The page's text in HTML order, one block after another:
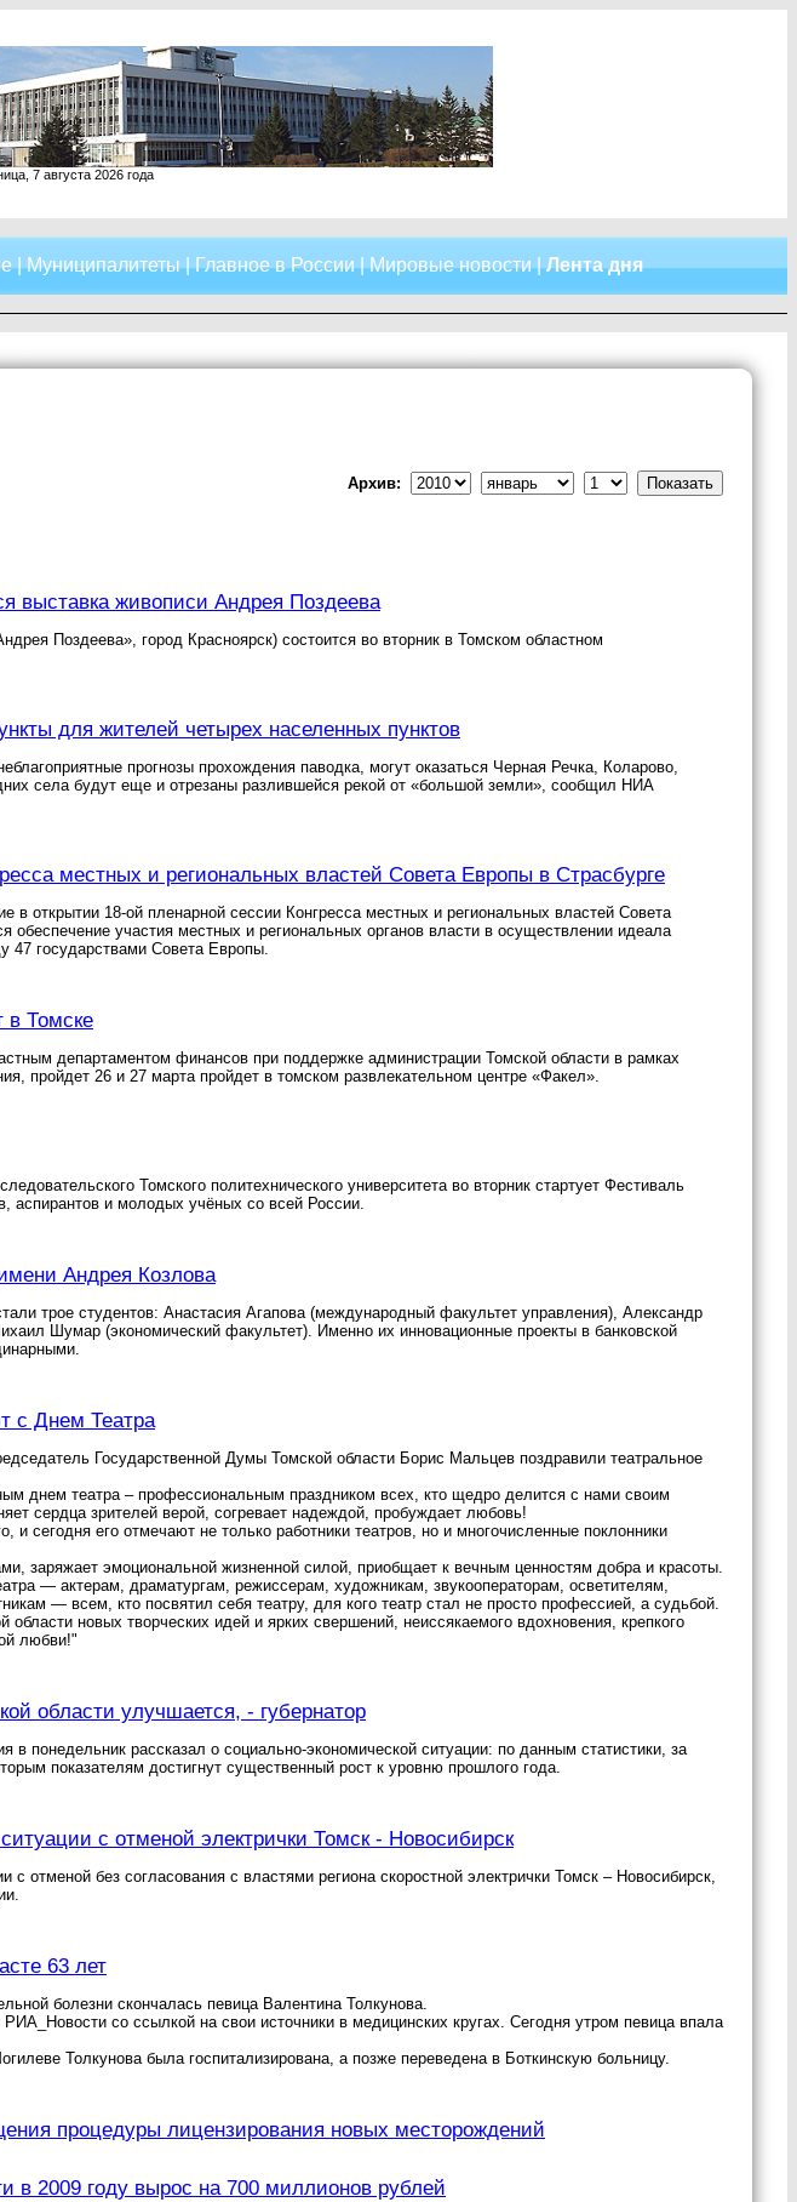
7 августа 2026 года
|Муниципалитеты|Главное в России|Мировые новости|Лента дня
Архив:
выставка живописи Андрея Поздеева
Поздеева», город Красноярск) состоится во вторник в Томском областном
для жителей четырех населенных пунктов
прогнозы прохождения паводка, могут оказаться Черная Речка, Коларово,
села будут еще и отрезаны разлившейся рекой от «большой земли», сообщил НИА
местных и региональных властей Совета Европы в Страсбурге
в открытии 18-ой пленарной сессии Конгресса местных и региональных властей Совета
обеспечение участия местных и региональных органов власти в осуществлении идеала
47 государствами Совета Европы.
в Томске
департаментом финансов при поддержке администрации Томской области в рамках
пройдет 26 и 27 марта пройдет в томском развлекательном центре «Факел».
Томского политехнического университета во вторник стартует Фестиваль
аспирантов и молодых учёных со всей России.
Андрея Козлова
трое студентов: Анастасия Агапова (международный факультет управления), Александр
Шумар (экономический факультет). Именно их инновационные проекты в банковской
с Днем Театра
Государственной Думы Томской области Борис Мальцев поздравили театральное
днем театра – профессиональным праздником всех, кто щедро делится с нами своим
сердца зрителей верой, согревает надеждой, пробуждает любовь!
сегодня его отмечают не только работники театров, но и многочисленные поклонники
заряжает эмоциональной жизненной силой, приобщает к вечным ценностям добра и красоты.
— актерам, драматургам, режиссерам, художникам, звукооператорам, осветителям,
— всем, кто посвятил себя театру, для кого театр стал не просто профессией, а судьбой.
новых творческих идей и ярких свершений, неиссякаемого вдохновения, крепкого
любви!"
области улучшается, - губернатор
в понедельник рассказал о социально-экономической ситуации: по данным статистики, за
показателям достигнут существенный рост к уровню прошлого года.
с отменой электрички Томск - Новосибирск
с отменой без согласования с властями региона скоростной электрички Томск – Новосибирск,
63 лет
болезни скончалась певица Валентина Толкунова.
со ссылкой на свои источники в медицинских кругах. Сегодня утром певица впала
Толкунова была госпитализирована, а позже переведена в Боткинскую больницу.
процедуры лицензирования новых месторождений
в 2009 году вырос на 700 миллионов рублей